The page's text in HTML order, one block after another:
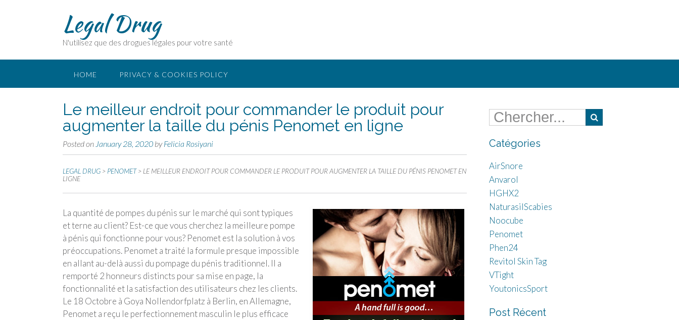
Legal Drug
N'utilisez que des drogues légales pour votre santé
HOME PRIVACY & COOKIES POLICY
Le meilleur endroit pour commander le produit pour
augmenter la taille du pénis Penomet en ligne
Posted on January 28, 2020 byFelicia Rosiyani
LEGAL DRUG > PENOMET > LE MEILLEUR ENDROIT POUR COMMANDER LE PRODUIT POUR AUGMENTER LA TAILLE DU PÉNIS PENOMET EN
LIGNE
La quantité de pompes du pénis sur le marché qui sont typiques
et terne au client? Est-ce que vous cherchez la meilleure pompe
à pénis qui fonctionne pour vous? Penomet est la solution à vos
préoccupations. Penomet a traité la formule presque impossible
en allant au-delà aussi du pompage du pénis traditionnel. Il a
remporté 2 honneurs distincts pour sa mise en page, la
fonctionnalité et la satisfaction des utilisateurs chez les clients.
Le 18 Octobre à Goya Nollendorfplatz à Berlin, en Allemagne,
Penomet a reçu le perfectionnement masculin le plus efficace
Catégories
AirSnore
Anvarol
HGHX2
NaturasilScabies
Noocube
Penomet
Phen24
Revitol Skin Tag
VTight
YoutonicsSport
Post Récent